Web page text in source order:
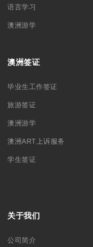
语言学习
澳洲游学
澳洲签证
毕业生工作签证
旅游签证
澳洲游学
澳洲ART上诉服务
学生签证
关于我们
公司简介